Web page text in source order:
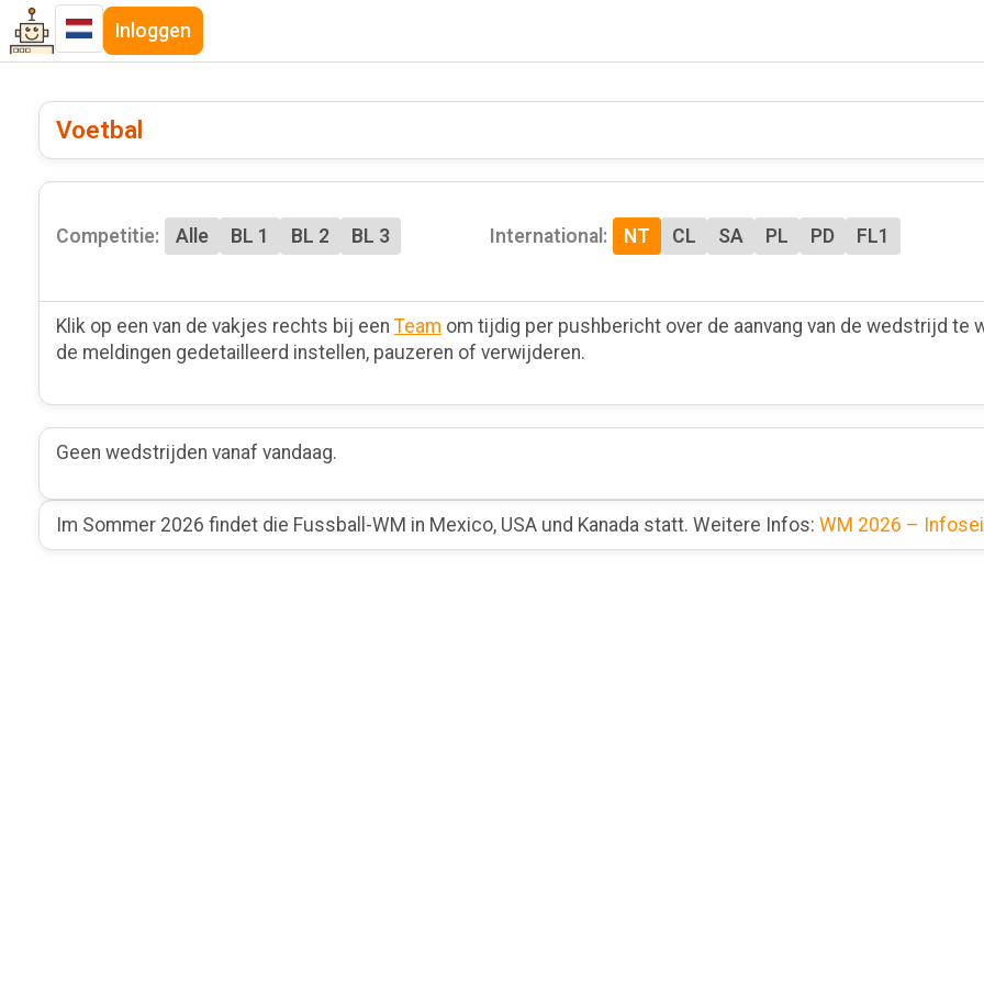
Inloggen
Voetbal
Competitie: Alle BL 1 BL 2 BL 3 International: NT CL SA PL PD FL1
Klik op een van de vakjes rechts bij een Team om tijdig per pushbericht over de aanvang van de wedstrijd te
de meldingen gedetailleerd instellen, pauzeren of verwijderen.
Geen wedstrijden vanaf vandaag.
Im Sommer 2026 findet die Fussball-WM in Mexico, USA und Kanada statt. Weitere Infos: WM 2026 –